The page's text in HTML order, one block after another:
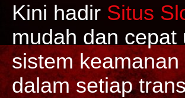
Kini hadir Situs
mudah dan
sistem
dalam setiap